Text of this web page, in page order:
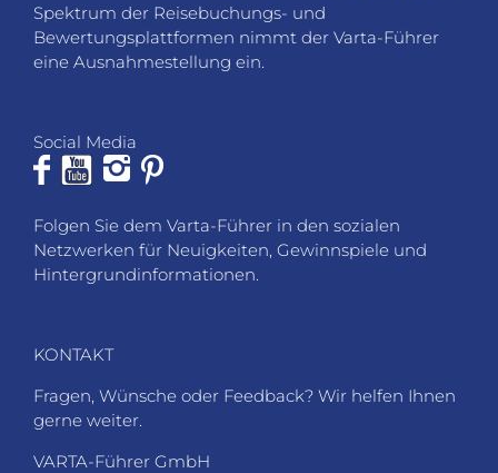
Spektrum der Reisebuchungs- und
Bewertungsplattformen nimmt der Varta-Führer
eine Ausnahmestellung ein.
Social Media
Folgen Sie dem Varta-Führer in den sozialen
Netzwerken für Neuigkeiten, Gewinnspiele und
Hintergrundinformationen.
KONTAKT
Fragen, Wünsche oder Feedback? Wir helfen Ihnen
gerne weiter.
VARTA-Führer GmbH